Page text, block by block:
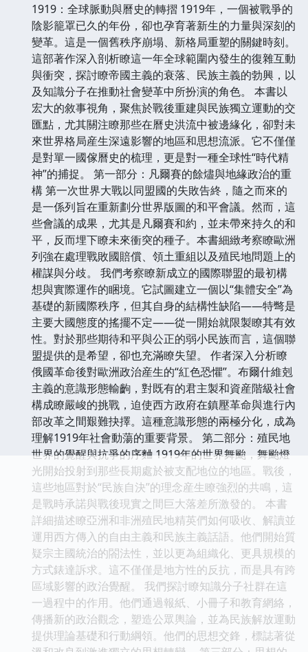
1919：全球脈動與曆史的轉摺 1919年，一個被戰爭的
陰影籠罩已久的年份，卻也孕育著新生的力量與深刻的
變革。這是一個舊秩序崩塌、新格局重塑的關鍵時刻。
這部著作深入剖析瞭這一年全球範圍內發生的復雜互動
與衝突，探討瞭帝國主義的衰落、民族主義的勃興，以
及知識分子在推動社會變革中所扮演的角色。 本書以
宏大的敘事視角，聚焦於戰後重建與民族獨立運動的交
匯點，尤其關注瞭那些在曆史洪流中被邊緣化，卻對未
來世界格局産生深遠影響的地區和思想流派。它不僅僅
是對單一國傢曆史的梳理，更是對一種全球性“時代精
神”的捕捉。 第一部分：凡爾賽的餘燼與地緣政治的重
構 第一次世界大戰以同盟國的失敗告終，隨之而來的
是一係列旨在重新劃分世界版圖的和平會議。然而，這
些會議的成果，尤其是凡爾賽和約，並未帶來持久的和
平，反而埋下瞭未來衝突的種子。本書細緻考察瞭歐洲
列強在處理戰敗國賠償、領土重組以及殖民地問題上的
權謀與分歧。 我們考察瞭新成立的國際聯盟的最初構
想與實際運作的睏境。它試圖建立一個以“集體安全”為
基礎的新國際秩序，但其自身的結構性缺陷——特彆是
主要大國態度的搖擺不定——從一開始就限製瞭其有效
性。對於那些期待和平與公正的弱小民族而言，這個聯
盟提供的是希望，卻也充滿瞭失望。 作者深入分析瞭
俄國革命後對歐洲政治産生的“紅色恐懼”。布爾什維剋
主義的意識形態輸齣，對既有的君主製和資産階級社會
構成瞭嚴峻的挑戰，迫使西方政府在鎮壓革命與進行內
部改革之間艱難抉擇。這種意識形態的兩極分化，成為
理解1919年社會動蕩的重要背景。 第二部分：殖民地
世界的覺醒與抗爭的序麯 1919年的世界舞颱，舞颱燈
光開始投射到那些長期處於被支配地位的地區。戰後，
這些地區對於“民族自決”的理念産生瞭強烈的共鳴，這
是戰時承諾與戰後現實之間巨大落差所激發的。 本書
詳細描述瞭亞洲和非洲殖民地精英們如何吸收、解讀並
運用西方傳入的自由主義和民族主義話語。他們開始質
疑宗主國統治的閤法性，並以更為組織化、更具規模的
方式錶達訴求。這不僅僅是地方性的反抗，而是具有跨
區域影響的政治覺醒。 我們探討瞭知識分子社群在這
一過程中的作用。他們通過報紙、小冊子和教育網絡，
傳播新的政治觀念，塑造公眾輿論，並為民族解放運動
提供理論基礎和行動綱領。他們的思想交鋒，標誌著從